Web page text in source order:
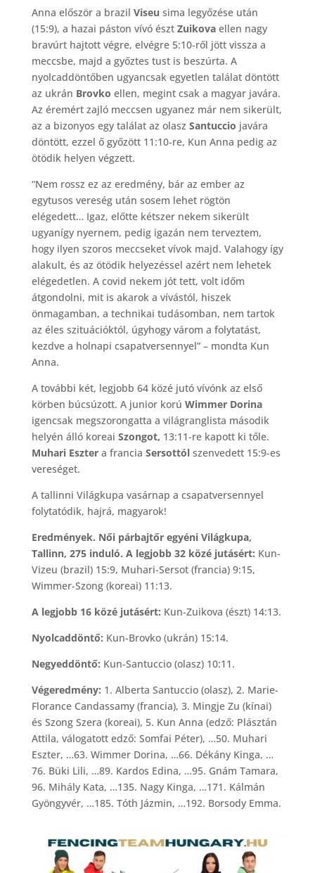
Anna először a brazil Viseu sima legyőzése után
(15:9), a hazai páston vívó észt Zuikovaellen nagy
bravúrt hajtott végre, elvégre 5:10-ről jött vissza a
meccsbe, majd a győztes tust is beszúrta. A
nyolcaddöntőben ugyancsak egyetlen találat döntött
az ukrán Brovko ellen, megint csak a magyar javára.
Az éremért zajló meccsen ugyanez már nem sikerült,
az a bizonyos egy találat az olasz Santuccio javára
döntött, ezzel ő győzött 11:10-re, Kun Anna pedig az
ötödik helyen végzett.
“Nem rossz ez az eredmény, bár az ember az
egytusos vereség után sosem lehet rögtön
elégedett… Igaz, előtte kétszer nekem sikerült
ugyanígy nyernem, pedig igazán nem terveztem,
hogy ilyen szoros meccseket vívok majd. Valahogy így
alakult, és az ötödik helyezéssel azért nem lehetek
elégedetlen. A covid nekem jót tett, volt időm
átgondolni, mit is akarok a vívástól, hiszek
önmagamban, a technikai tudásomban, nem tartok
az éles szituációktól, úgyhogy várom a folytatást,
kezdve a holnapi csapatversennyel” – mondta Kun
Anna.
A további két, legjobb 64 közé jutó vívónk az első
körben búcsúzott. A junior korú Wimmer Dorina
igencsak megszorongatta a világranglista második
helyén álló koreai Szongot, 13:11-re kapott ki tőle.
Muhari Esztera francia Sersottólszenvedett 15:9-es
vereséget.
A tallinni Világkupa vasárnap a csapatversennyel
folytatódik, hajrá, magyarok!
Eredmények. Női párbajtőr egyéni Világkupa,
Tallinn, 275 induló. A legjobb 32 közé jutásért: Kun-
Vizeu (brazil) 15:9, Muhari-Sersot (francia) 9:15,
Wimmer-Szong (koreai) 11:13.
A legjobb 16 közé jutásért: Kun-Zuikova (észt) 14:13.
Nyolcaddöntő: Kun-Brovko (ukrán) 15:14.
Negyeddöntő: Kun-Santuccio (olasz) 10:11.
Végeredmény: 1. Alberta Santuccio (olasz), 2. Marie-
Florance Candassamy (francia), 3. Mingje Zu (kínai)
és Szong Szera (koreai), 5. Kun Anna (edző: Plásztán
Attila, válogatott edző: Somfai Péter), …50. Muhari
Eszter, …63. Wimmer Dorina, …66. Dékány Kinga, …
76. Büki Lili, …89. Kardos Edina, …95. Gnám Tamara,
96. Mihály Kata, …135. Nagy Kinga, …171. Kálmán
Gyöngyvér, …185. Tóth Jázmin, …192. Borsody Emma.